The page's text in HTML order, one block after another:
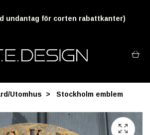
undantag för corten rabattkanter)
Utomhus Stockholm emblem